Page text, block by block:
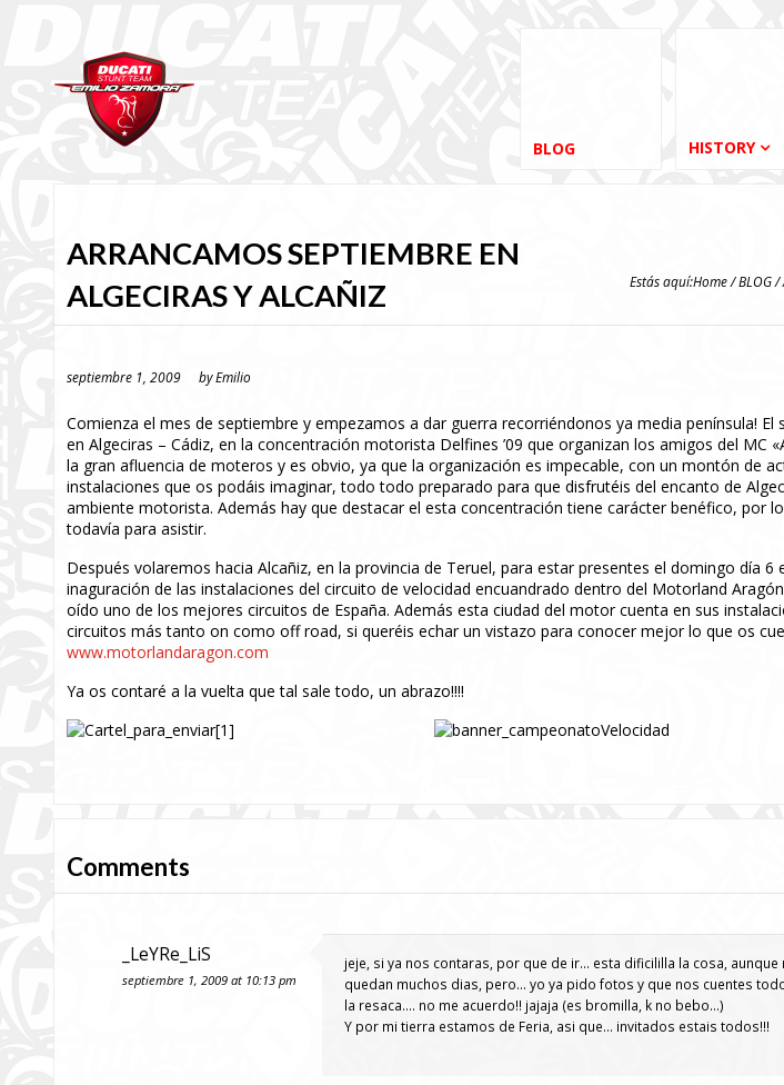
BLOG HISTORY
ARRANCAMOS SEPTIEMBRE EN
ALGECIRAS Y ALCAÑIZ
Estás aquí:Home/BLOG/
septiembre 1, 2009 byEmilio
Comienza el mes de septiembre y empezamos a dar guerra recorriéndonos ya media península! El
en Algeciras – Cádiz, en la concentración motorista Delfines ’09 que organizan los amigos del MC
la gran afluencia de moteros y es obvio, ya que la organización es impecable, con un montón de
instalaciones que os podáis imaginar, todo todo preparado para que disfrutéis del encanto de
ambiente motorista. Además hay que destacar el esta concentración tiene carácter benéfico, por
todavía para asistir.
Después volaremos hacia Alcañiz, en la provincia de Teruel, para estar presentes el domingo día 6
inaguración de las instalaciones del circuito de velocidad encuandrado dentro del Motorland
oído uno de los mejores circuitos de España. Además esta ciudad del motor cuenta en sus
circuitos más tanto on como off road, si queréis echar un vistazo para conocer mejor lo que os
www.motorlandaragon.com
Ya os contaré a la vuelta que tal sale todo, un abrazo!!!!
Comments
_LeYRe_LiS
septiembre 1, 2009 at 10:13 pm
jeje, si ya nos contaras, por que de ir… esta dificililla la cosa, aunque
quedan muchos dias, pero… yo ya pido fotos y que nos cuentes
la resaca…. no me acuerdo!! jajaja (es bromilla, k no bebo…)
Y por mi tierra estamos de Feria, asi que… invitados estais todos!!!